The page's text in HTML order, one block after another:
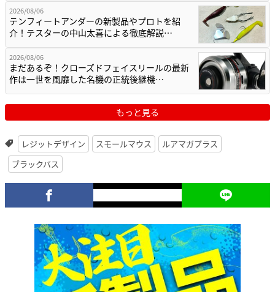
2026/08/06
テンフィートアンダーの新製品やプロトを紹
介！テスターの中山太喜による徹底解説…
2026/08/06
まだあるぞ！クローズドフェイスリールの最新
作は一世を風靡した名機の正統後継機…
もっと見る
レジットデザイン スモールマウス
ルアマガプラス
ブラックバス